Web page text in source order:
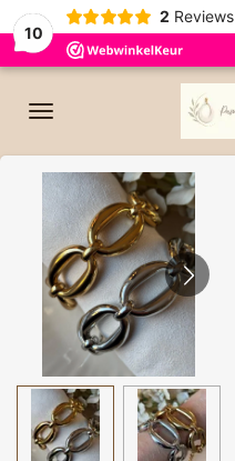
10
2 Reviews